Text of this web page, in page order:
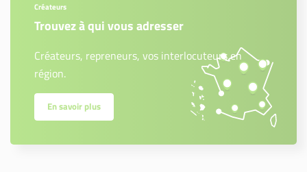
Créateurs
Trouvez à qui vous adresser
Créateurs, repreneurs, vos interlocuteurs en
région.
En savoir plus